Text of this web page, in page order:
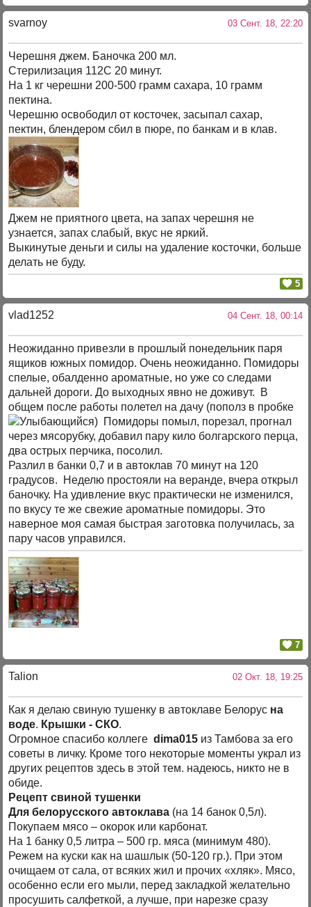
svarnoy 03 Сент. 18, 22:20
Черешня джем. Баночка 200 мл.
Стерилизация 112С 20 минут.
На 1 кг черешни 200-500 грамм сахара, 10 грамм
пектина.
Черешню освободил от косточек, засыпал сахар,
пектин, блендером сбил в пюре, по банкам и в клав.
Джем не приятного цвета, на запах черешня не
узнается, запах слабый, вкус не яркий.
Выкинутые деньги и силы на удаление косточки, больше
делать не буду.
5
vlad1252 04 Сент. 18, 00:14
Неожиданно привезли в прошлый понедельник паря
ящиков южных помидор. Очень неожиданно. Помидоры
спелые, обалденно ароматные, но уже со следами
дальней дороги. До выходных явно не доживут. В
общем после работы полетел на дачу (пополз в пробке
) Помидоры помыл, порезал, прогнал
через мясорубку, добавил пару кило болгарского перца,
два острых перчика, посолил.
Разлил в банки 0,7 и в автоклав 70 минут на 120
градусов. Неделю простояли на веранде, вчера открыл
баночку. На удивление вкус практически не изменился,
по вкусу те же свежие ароматные помидоры. Это
наверное моя самая быстрая заготовка получилась, за
пару часов управился.
7
Talion 02 Окт. 18, 19:25
Как я делаю свиную тушенку в автоклаве Белорус на
воде. Крышки - СКО.
Огромное спасибо коллегеdima015 из Тамбова за его
советы в личку. Кроме того некоторые моменты украл из
других рецептов здесь в этой тем. надеюсь, никто не в
обиде.
Рецепт свиной тушенки
Для белорусского автоклава (на 14 банок 0,5л).
Покупаем мясо – окорок или карбонат.
На 1 банку 0,5 литра – 500 гр. мяса (минимум 480).
Режем на куски как на шашлык (50-120 гр.). При этом
очищаем от сала, от всяких жил и прочих «хляк». Мясо,
особенно если его мыли, перед закладкой желательно
просушить салфеткой, а лучше, при нарезке сразу